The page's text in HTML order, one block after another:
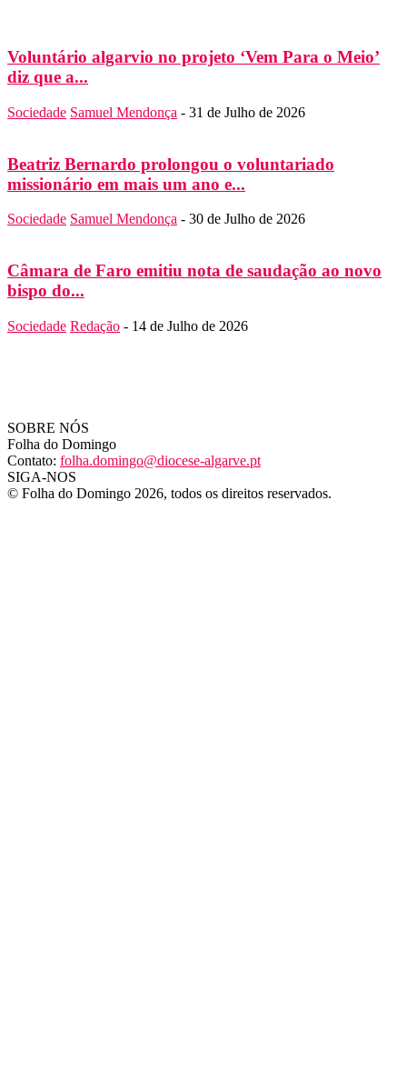
Voluntário algarvio no projeto ‘Vem Para o Meio’
diz que a...
Sociedade Samuel Mendonça - 31 de Julho de 2026
Beatriz Bernardo prolongou o voluntariado
missionário em mais um ano e...
Sociedade Samuel Mendonça - 30 de Julho de 2026
Câmara de Faro emitiu nota de saudação ao novo
bispo do...
Sociedade Redação - 14 de Julho de 2026
SOBRE NÓS
Folha do Domingo
Contato: folha.domingo@diocese-algarve.pt
SIGA-NOS
© Folha do Domingo 2026, todos os direitos reservados.